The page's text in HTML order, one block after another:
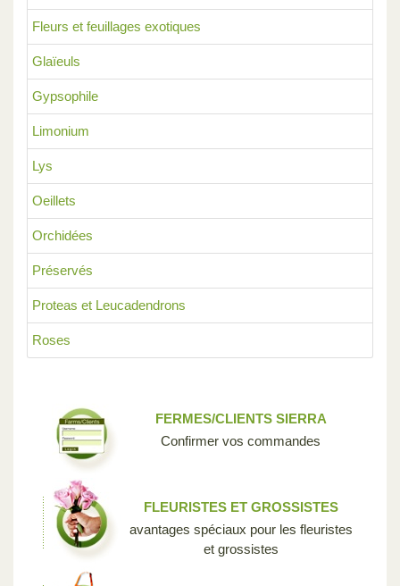
Fleurs et feuillages exotiques
Glaïeuls
Gypsophile
Limonium
Lys
Oeillets
Orchidées
Préservés
Proteas et Leucadendrons
Roses
FERMES/CLIENTS SIERRA
Confirmer vos commandes
FLEURISTES ET GROSSISTES
avantages spéciaux pour les fleuristes
et grossistes